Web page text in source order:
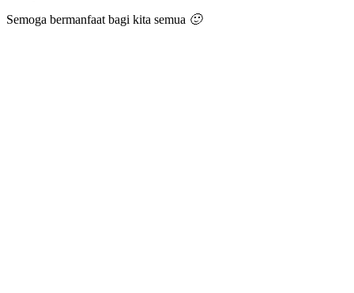
Semoga bermanfaat bagi kita semua 🙂